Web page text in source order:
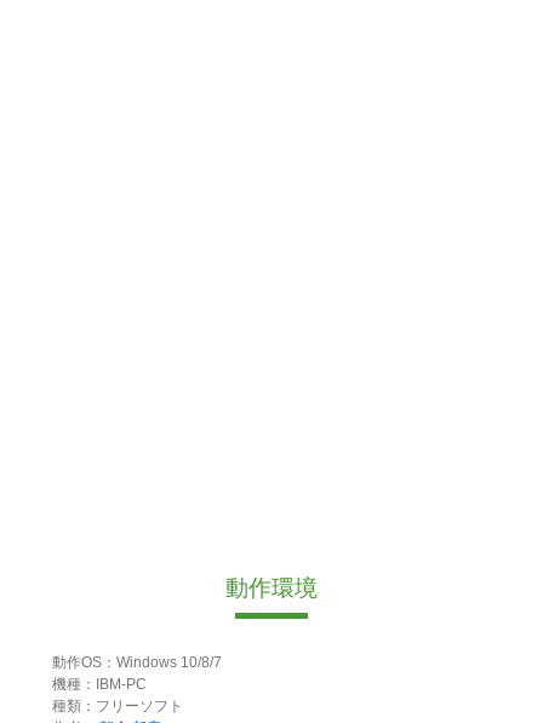
動作環境
動作OS：Windows 10/8/7
機種：IBM-PC
種類：フリーソフト